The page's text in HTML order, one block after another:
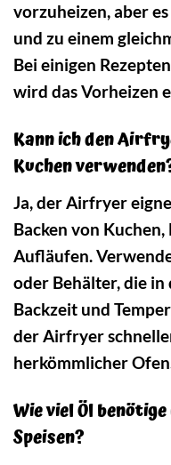
vorzuheizen, aber
und zu einem
Bei einigen
wird das Vorheizen
Kann ich den
Kuchen
Ja, der Airfryer
Backen von
Aufläufen.
oder Behälter, die in
Backzeit und
der Airfryer
herkömmlicher
Wie viel Öl
Speisen?